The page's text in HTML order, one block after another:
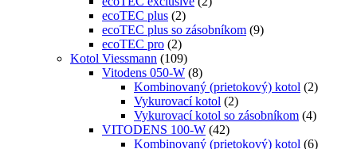
ecoTEC plus (2)
ecoTEC plus so zásobníkom (9)
ecoTEC pro (2)
Kotol Viessmann (109)
Vitodens 050-W (8)
Kombinovaný (prietokový) kotol (2)
Vykurovací kotol (2)
Vykurovací kotol so zásobníkom (4)
VITODENS 100-W (42)
Kombinovaný (prietokový) kotol (6)